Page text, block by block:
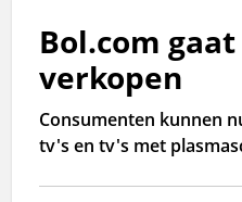
Bol.com gaat
verkopen
Consumenten kunnen
tv's en tv's met